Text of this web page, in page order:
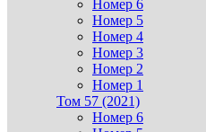
Номер 6
Номер 5
Номер 4
Номер 3
Номер 2
Номер 1
Том 57 (2021)
Номер 6